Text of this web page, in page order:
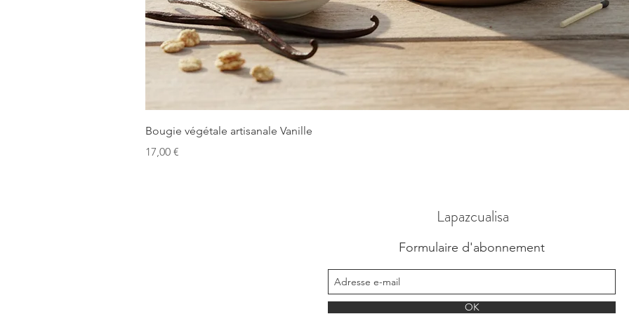
Bougie végétale artisanale Vanille
Prix
17,00 €
Lapazcualisa
Formulaire d'abonnement
OK